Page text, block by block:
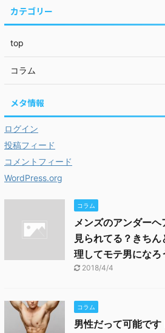
カテゴリー
top
コラム
メタ情報
ログイン
投稿フィード
コメントフィード
WordPress.org
コラム
メンズのアンダーヘ
見られてる？きちん
理してモテ男になろ
2018/4/4
コラム
男性だって可能です